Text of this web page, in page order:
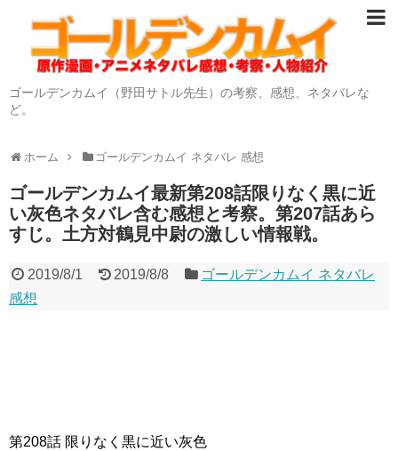
ゴールデンカムイ（野田サトル先生）の考察、感想、ネタバレな
ど。
ホーム ゴールデンカムイ ネタバレ 感想
ゴールデンカムイ最新第208話限りなく黒に近
い灰色ネタバレ含む感想と考察。第207話あら
すじ。土方対鶴見中尉の激しい情報戦。
2019/8/1 2019/8/8
ゴールデンカムイ ネタバレ
感想
第208話 限りなく黒に近い灰色